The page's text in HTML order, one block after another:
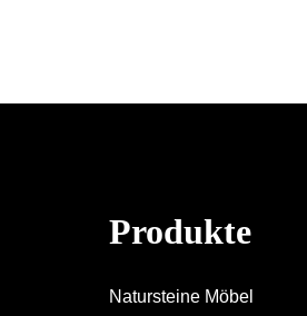
Produkte
Natursteine Möbel